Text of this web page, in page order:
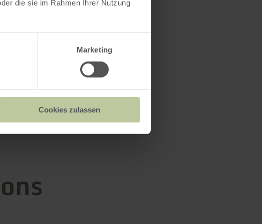
die sie im Rahmen Ihrer Nutzung
Marketing
Cookies zulassen
un cadre de